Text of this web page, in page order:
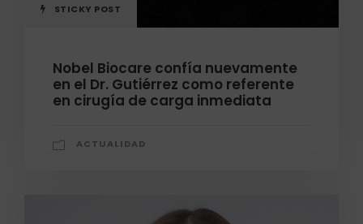
STICKY POST
Nobel Biocare confía nuevamente
en el Dr. Gutiérrez como referente
en cirugía de carga inmediata
ACTUALIDAD